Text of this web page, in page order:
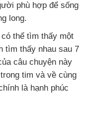
phù hợp để sống
long.
thể tìm thấy một
tìm thấy nhau sau 7
câu chuyện này
tim và về cùng
là hạnh phúc